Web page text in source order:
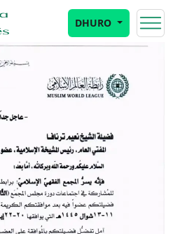
DHURO